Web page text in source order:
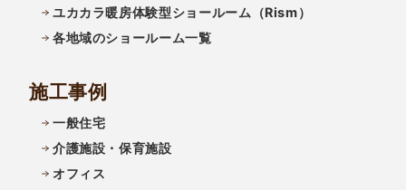
ユカカラ暖房体験型ショールーム（Rism）
各地域のショールーム一覧
施工事例
一般住宅
介護施設・保育施設
オフィス